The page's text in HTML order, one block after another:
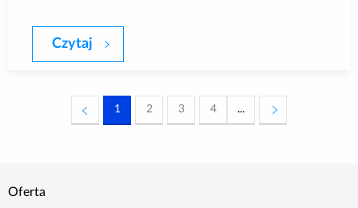
Czytaj BIK Indeks Popytu na
1 2 3 4 ...
Oferta